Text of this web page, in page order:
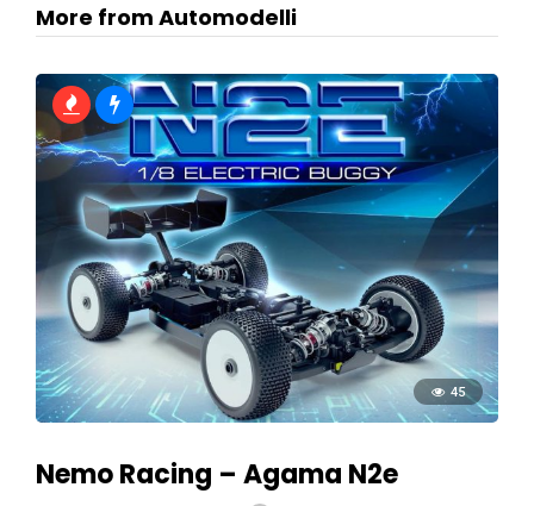
More from Automodelli
45
Nemo Racing – Agama N2e